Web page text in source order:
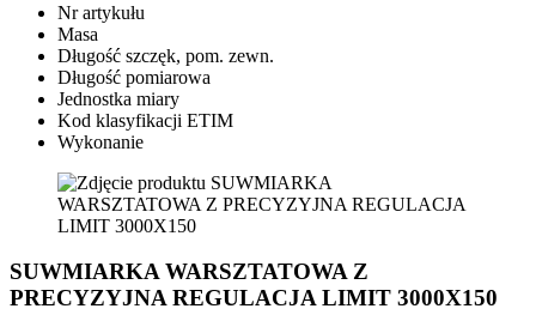
Nr artykułu
Masa
Długość szczęk, pom. zewn.
Długość pomiarowa
Jednostka miary
Kod klasyfikacji ETIM
Wykonanie
SUWMIARKA WARSZTATOWA Z
PRECYZYJNA REGULACJA LIMIT 3000X150